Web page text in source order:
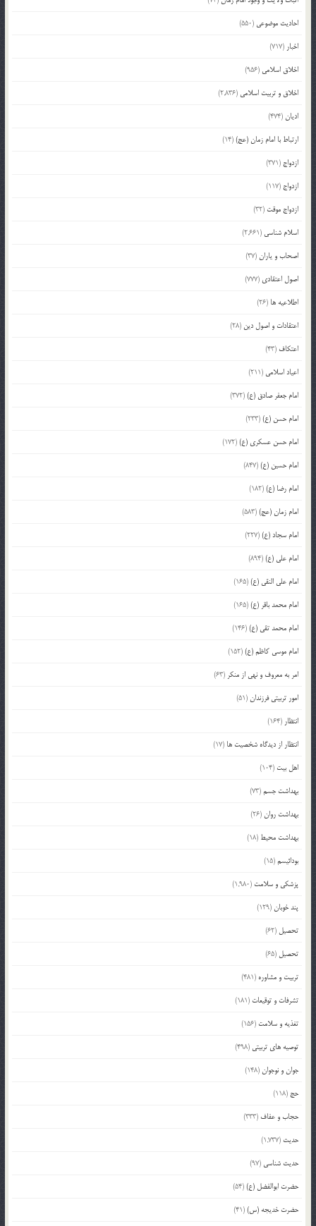
احادیث موضوعی (550)
اخبار (717)
اخلاق اسلامی (956)
اخلاق و تربیت اسلامی (2,836)
ادیان(474)
ارتباط با امام زمان (عج)(14)
ازدواج (371)
ازدواج (117)
ازدواج موقت (32)
اسلام شناسی (2,661)
اصحاب و یاران(37)
اصول اعتقادی (777)
اطلاعیه ها (26)
اعتقادات و اصول دین (28)
اعتکاف (43)
اعیاد اسلامی (211)
امام جعفر صادق (ع)(372)
امام حسن (ع)(233)
امام حسن عسکری (ع)(172)
امام حسین (ع)(847)
امام رضا (ع)(182)
امام زمان (عج)(583)
امام سجاد (ع)(227)
امام علی (ع)(894)
امام علی النقی (ع)(165)
امام محمد باقر (ع)(165)
امام محمد تقی (ع)(146)
امام موسی کاظم (ع)(152)
امر به معروف و نهی از منکر (63)
امور تربیتی فرزندان(51)
انتظار (164)
انتظار از دیدگاه شخصیت ها (17)
اهل بیت (104)
بهداشت جسم(73)
بهداشت روان(26)
بهداشت محیط (18)
بودائیسم(15)
پزشکی و سلامت (1,980)
پند خوبان(129)
تحصیل (62)
تحصیل (65)
تربیت و مشاوره (481)
تشرفات و توقیعات (181)
تغذیه و سلامت (156)
توصیه های تربیتی (498)
جوان و نوجوان(148)
حج (118)
حجاب و عفاف (333)
حدیث (1,737)
حدیث شناسی (97)
حضرت ابوالفضل (ع)(54)
حضرت خدیجه (س)(41)